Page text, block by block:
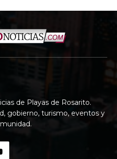
de Playas de Rosarito.
gobierno, turismo, eventos y